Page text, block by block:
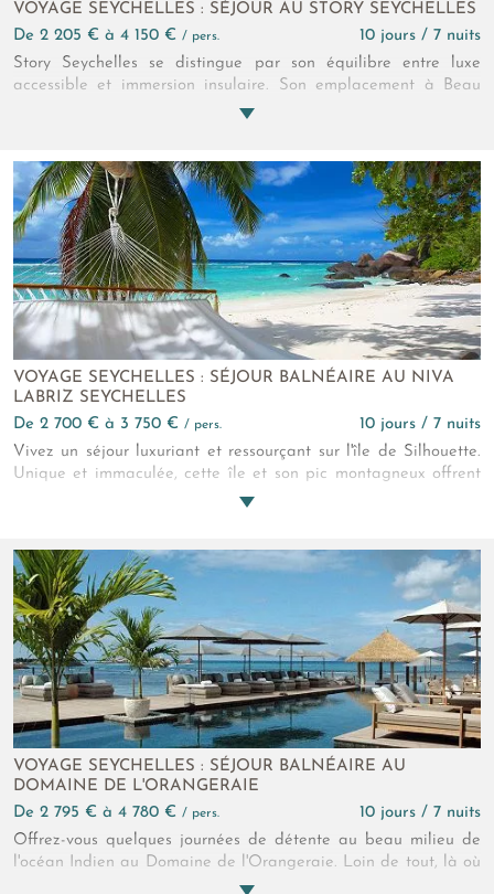
VOYAGE SEYCHELLES : SÉJOUR AU STORY SEYCHELLES
de 2 205 € à 4 150 € / pers.
10 jours / 7 nuits
Story Seychelles se distingue par son équilibre entre luxe
accessible et immersion insulaire. Son emplacement à Beau
Vallon est un véritable atout, offrant à la fois animation et
diversité culinaire est remarquable et portée par des produits
de qualité. Le spa constitue un point fort, idéal pour une
parenthèse bien-être. Le Story est ainsi une adresse sûre pour
découvrir les Seychelles dans un cadre confortable et élégant.
VOYAGE SEYCHELLES : SÉJOUR BALNÉAIRE AU NIVA
LABRIZ SEYCHELLES
de 2 700 € à 3 750 € / pers.
10 jours / 7 nuits
Vivez un séjour luxuriant et ressourçant sur l'île de Silhouette.
Unique et immaculée, cette île et son pic montagneux offrent
un panorama à couper le souffle où se mêlent plages de sable
kilomètres de littoral...
VOYAGE SEYCHELLES : SÉJOUR BALNÉAIRE AU
DOMAINE DE L'ORANGERAIE
de 2 795 € à 4 780 € / pers.
10 jours / 7 nuits
Offrez-vous quelques journées de détente au beau milieu de
l'océan Indien au Domaine de l'Orangeraie. Loin de tout, là où
l'air est on ne peut plus pur, où le ciel et la mer se fondent